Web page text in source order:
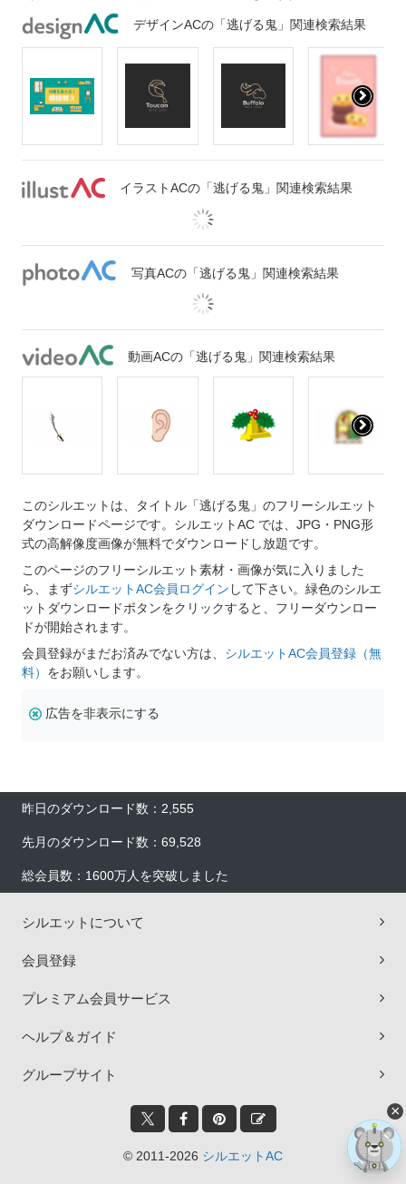
デザインACの「逃げる鬼」関連検索結果
イラストACの「逃げる鬼」関連検索結果
写真ACの「逃げる鬼」関連検索結果
動画ACの「逃げる鬼」関連検索結果
このシルエットは、タイトル「逃げる鬼」のフリーシルエット
ダウンロードページです。シルエットAC では、JPG・PNG形
式の高解像度画像が無料でダウンロードし放題です。
このページのフリーシルエット素材・画像が気に入りました
ら、まずシルエットAC会員ログイン して下さい。緑色のシルエ
ットダウンロードボタンをクリックすると、フリーダウンロー
ドが開始されます。
会員登録がまだお済みでない方は、 シルエットAC会員登録（無
料） をお願いします。
広告を非表示にする
昨日のダウンロード数：2,555
先月のダウンロード数：69,528
総会員数：1600万人を突破しました
シルエットについて
会員登録
プレミアム会員サービス
ヘルプ＆ガイド
グループサイト
© 2011-2026 シルエットAC
×